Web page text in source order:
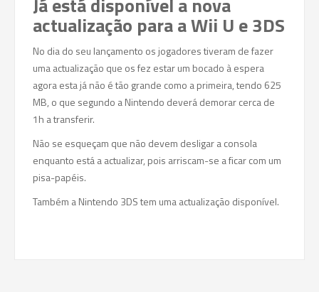
Já está disponível a nova
actualização para a Wii U e 3DS
No dia do seu lançamento os jogadores tiveram de fazer
uma actualização que os fez estar um bocado à espera
agora esta já não é tão grande como a primeira, tendo 625
MB, o que segundo a Nintendo deverá demorar cerca de
1h a transferir.
Não se esqueçam que não devem desligar a consola
enquanto está a actualizar, pois arriscam-se a ficar com um
pisa-papéis.
Também a Nintendo 3DS tem uma actualização disponível.